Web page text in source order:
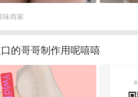
味商家
的哥哥制作用呢嘻嘻